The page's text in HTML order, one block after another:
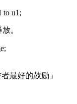
to u1;
。
最好的鼓励」